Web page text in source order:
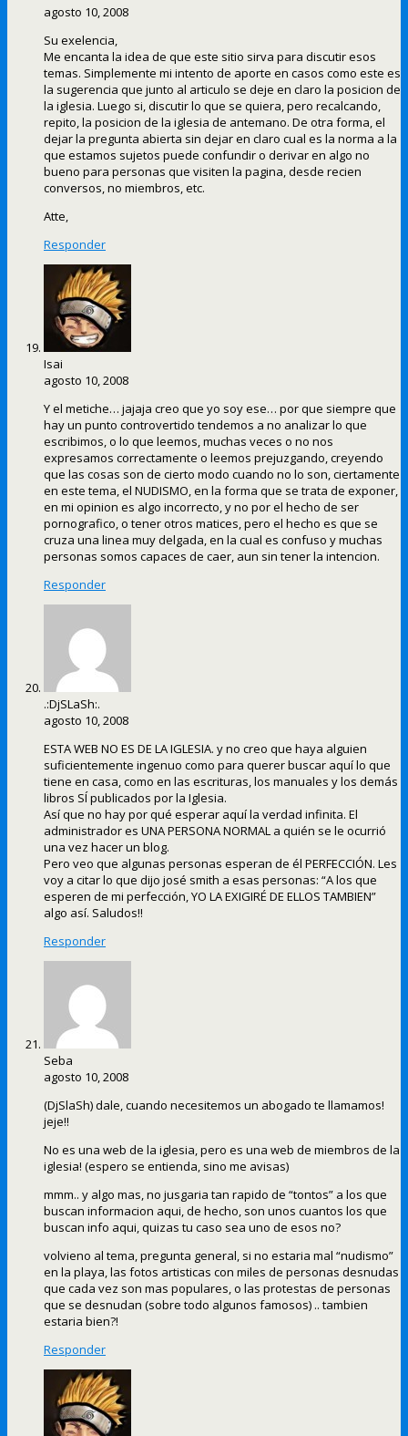
agosto 10, 2008
Su exelencia,
Me encanta la idea de que este sitio sirva para discutir esos
temas. Simplemente mi intento de aporte en casos como este es
la sugerencia que junto al articulo se deje en claro la posicion de
la iglesia. Luego si, discutir lo que se quiera, pero recalcando,
repito, la posicion de la iglesia de antemano. De otra forma, el
dejar la pregunta abierta sin dejar en claro cual es la norma a la
que estamos sujetos puede confundir o derivar en algo no
bueno para personas que visiten la pagina, desde recien
conversos, no miembros, etc.
Atte,
Responder
Isai
agosto 10, 2008
Y el metiche… jajaja creo que yo soy ese… por que siempre que
hay un punto controvertido tendemos a no analizar lo que
escribimos, o lo que leemos, muchas veces o no nos
expresamos correctamente o leemos prejuzgando, creyendo
que las cosas son de cierto modo cuando no lo son, ciertamente
en este tema, el NUDISMO, en la forma que se trata de exponer,
en mi opinion es algo incorrecto, y no por el hecho de ser
pornografico, o tener otros matices, pero el hecho es que se
cruza una linea muy delgada, en la cual es confuso y muchas
personas somos capaces de caer, aun sin tener la intencion.
Responder
.:DjSLaSh:.
agosto 10, 2008
ESTA WEB NO ES DE LA IGLESIA. y no creo que haya alguien
suficientemente ingenuo como para querer buscar aquí lo que
tiene en casa, como en las escrituras, los manuales y los demás
libros SÍ publicados por la Iglesia.
Así que no hay por qué esperar aquí la verdad infinita. El
administrador es UNA PERSONA NORMAL a quién se le ocurrió
una vez hacer un blog.
Pero veo que algunas personas esperan de él PERFECCIÓN. Les
voy a citar lo que dijo josé smith a esas personas: “A los que
esperen de mi perfección, YO LA EXIGIRÉ DE ELLOS TAMBIEN”
algo así. Saludos!!
Responder
Seba
agosto 10, 2008
(DjSlaSh) dale, cuando necesitemos un abogado te llamamos!
jeje!!
No es una web de la iglesia, pero es una web de miembros de la
iglesia! (espero se entienda, sino me avisas)
mmm.. y algo mas, no jusgaria tan rapido de “tontos” a los que
buscan informacion aqui, de hecho, son unos cuantos los que
buscan info aqui, quizas tu caso sea uno de esos no?
volvieno al tema, pregunta general, si no estaria mal “nudismo”
en la playa, las fotos artisticas con miles de personas desnudas
que cada vez son mas populares, o las protestas de personas
que se desnudan (sobre todo algunos famosos) .. tambien
estaria bien?!
Responder